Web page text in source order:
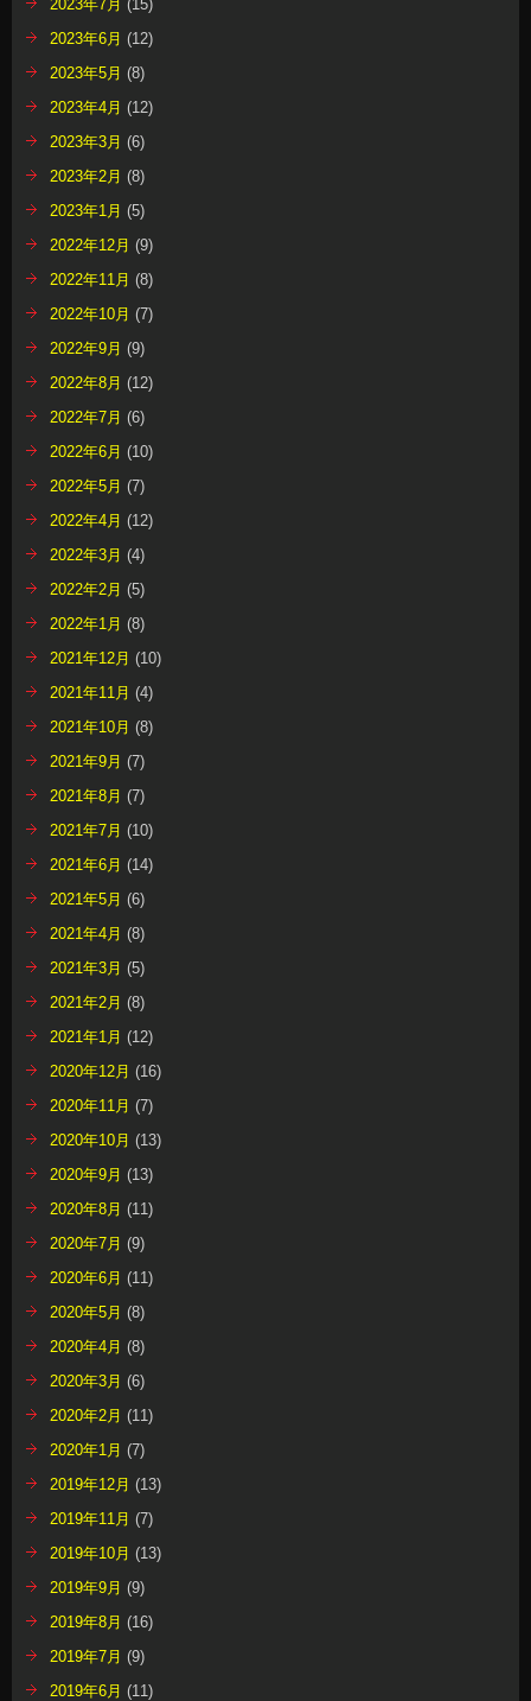
2023年7月 (15)
2023年6月 (12)
2023年5月 (8)
2023年4月 (12)
2023年3月 (6)
2023年2月 (8)
2023年1月 (5)
2022年12月 (9)
2022年11月 (8)
2022年10月 (7)
2022年9月 (9)
2022年8月 (12)
2022年7月 (6)
2022年6月 (10)
2022年5月 (7)
2022年4月 (12)
2022年3月 (4)
2022年2月 (5)
2022年1月 (8)
2021年12月 (10)
2021年11月 (4)
2021年10月 (8)
2021年9月 (7)
2021年8月 (7)
2021年7月 (10)
2021年6月 (14)
2021年5月 (6)
2021年4月 (8)
2021年3月 (5)
2021年2月 (8)
2021年1月 (12)
2020年12月 (16)
2020年11月 (7)
2020年10月 (13)
2020年9月 (13)
2020年8月 (11)
2020年7月 (9)
2020年6月 (11)
2020年5月 (8)
2020年4月 (8)
2020年3月 (6)
2020年2月 (11)
2020年1月 (7)
2019年12月 (13)
2019年11月 (7)
2019年10月 (13)
2019年9月 (9)
2019年8月 (16)
2019年7月 (9)
2019年6月 (11)